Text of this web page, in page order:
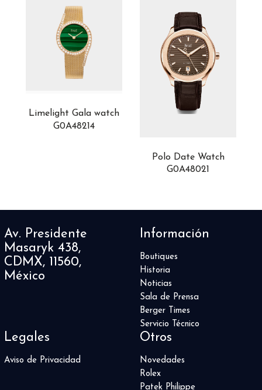
Limelight Gala watch
G0A48214
Polo Date Watch
G0A48021
Av. Presidente
Masaryk 438,
CDMX, 11560,
México
Información
Boutiques
Historia
Noticias
Sala de Prensa
Berger Times
Servicio Técnico
Legales
Aviso de Privacidad
Otros
Novedades
Rolex
Patek Philippe